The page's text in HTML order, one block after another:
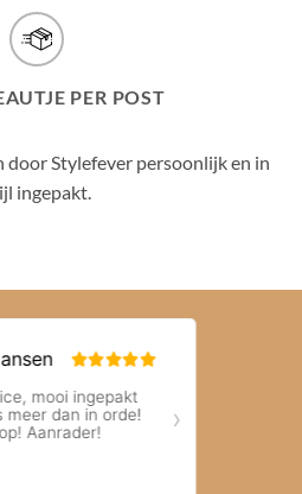
PER POST
Stylefever persoonlijk en in
ingepakt.